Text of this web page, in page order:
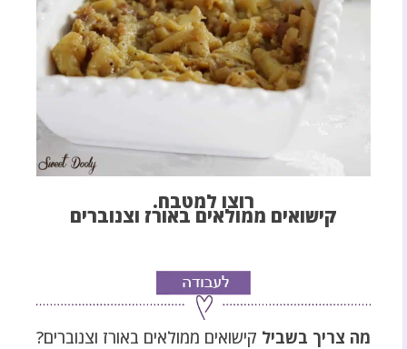
רוצו למטבח.
קישואים ממולאים באורז וצנוברים
מה צריך בשביל קישואים ממולאים באורז וצנוברים?